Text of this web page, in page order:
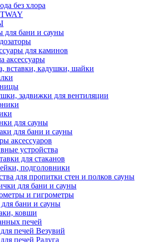
без хлора
для бани и сауны
для каминов
аксессуары
вставки, кадушки, шайки
задвижки для вентиляции
для сауны
для бани и сауны
аксессуаров
устройства
для стаканов
подголовники
для пропитки стен и полков сауны
для бани и сауны
и гигрометры
бани и сауны
ковши
печей
печей Везувий
печей Радуга